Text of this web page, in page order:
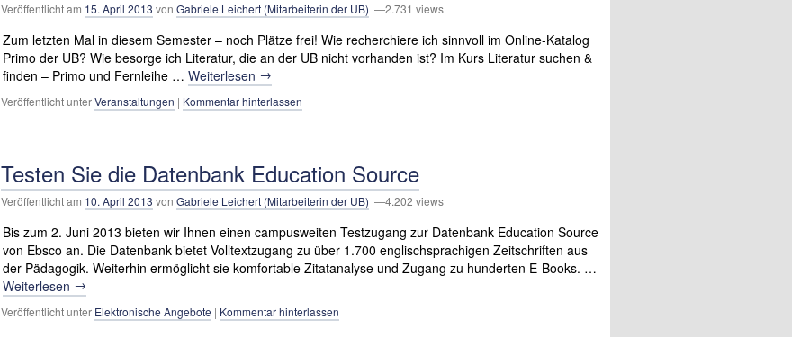
Veröffentlicht am 15. April 2013 von Gabriele Leichert (Mitarbeiterin der UB) —2.731 views
Zum letzten Mal in diesem Semester – noch Plätze frei! Wie recherchiere ich sinnvoll im Online-Katalog
Primo der UB? Wie besorge ich Literatur, die an der UB nicht vorhanden ist? Im Kurs Literatur suchen &
finden – Primo und Fernleihe …Weiterlesen →
Veröffentlicht unterVeranstaltungen | Kommentar hinterlassen
Testen Sie die Datenbank Education Source
Veröffentlicht am 10. April 2013 von Gabriele Leichert (Mitarbeiterin der UB) —4.202 views
Bis zum 2. Juni 2013 bieten wir Ihnen einen campusweiten Testzugang zur Datenbank Education Source
von Ebsco an. Die Datenbank bietet Volltextzugang zu über 1.700 englischsprachigen Zeitschriften aus
der Pädagogik. Weiterhin ermöglicht sie komfortable Zitatanalyse und Zugang zu hunderten E-Books. …
Weiterlesen →
Veröffentlicht unter Elektronische Angebote | Kommentar hinterlassen